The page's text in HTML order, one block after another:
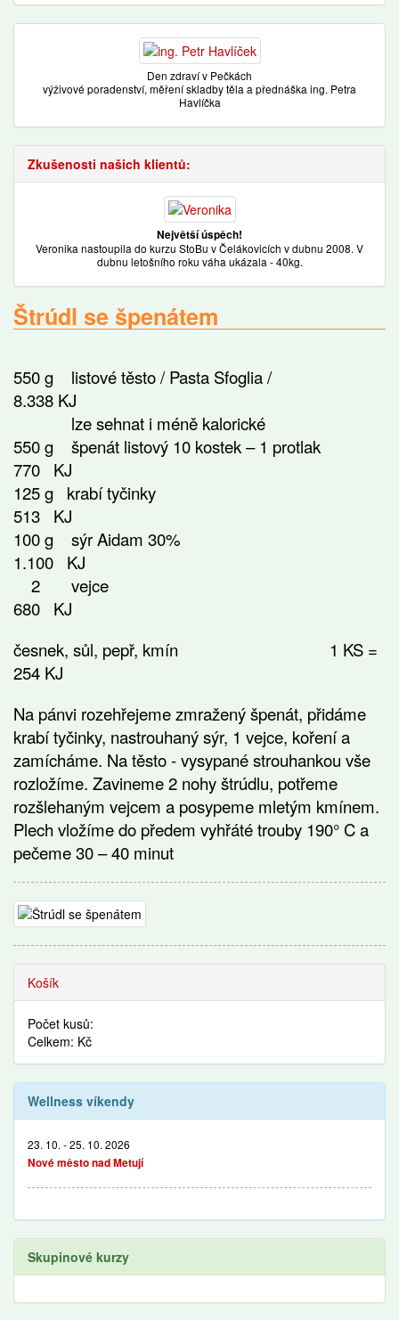
Den zdraví v Pečkách
výživové poradenství, měření skladby těla a přednáška ing. Petra
Havlíčka
Zkušenosti našich klientů:
Největší úspěch!
Veronika nastoupila do kurzu StoBu v Čelákovicích v dubnu 2008. V
dubnu letošního roku váha ukázala - 40kg.
Štrúdl se špenátem
550 g listové těsto / Pasta Sfoglia /
8.338 KJ
lze sehnat i méně kalorické
550 g špenát listový 10 kostek – 1 protlak
770 KJ
125 g krabí tyčinky
513 KJ
100 g sýr Aidam 30%
1.100 KJ
2 vejce
680 KJ
česnek, sůl, pepř, kmín 1 KS =
254 KJ
Na pánvi rozehřejeme zmražený špenát, přidáme
krabí tyčinky, nastrouhaný sýr, 1 vejce, koření a
zamícháme. Na těsto - vysypané strouhankou vše
rozložíme. Zavineme 2 nohy štrúdlu, potřeme
rozšlehaným vejcem a posypeme mletým kmínem.
Plech vložíme do předem vyhřáté trouby 190° C a
pečeme 30 – 40 minut
Košík
Počet kusů:
Celkem: Kč
Wellness víkendy
23. 10. - 25. 10. 2026
Nové město nad Metují
Skupinové kurzy